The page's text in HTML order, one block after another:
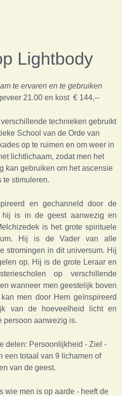
Lightbody
te ervaren en te gebruiken
21.00 en kost € 144,--
technieken gebruikt
School van de Orde van
op te ruimen en om weer in
lichtlichaam, zodat men het
kan gebruiken om het ascensie
te stimuleren.
en gechanneld door de
hij is in de geest aanwezig en
is het grote spirituele
Hij is de Vader van alle
stromingen in dit universum. Hij
op. Hij is de grote Leraar en
op verschillende
wanneer men geestelijk boven
men door Hem geïnspireerd
van de hoeveelheid licht en
persoon aanwezig is.
delen: Persoonlijkheid - Ziel -
een totaal van 9 lichamen of
van de geest.
wie men is op aarde - heeft de